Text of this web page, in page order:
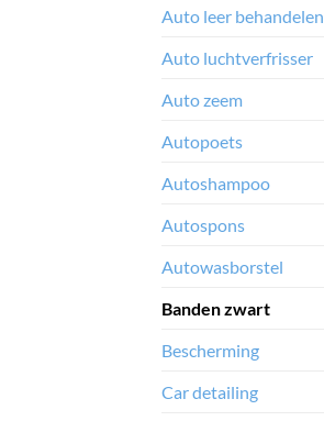
Auto leer behandelen
Auto luchtverfrisser
Auto zeem
Autopoets
Autoshampoo
Autospons
Autowasborstel
Banden zwart
Bescherming
Car detailing